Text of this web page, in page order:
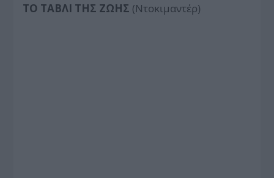
ΤΟ ΤΑΒΛΙ ΤΗΣ ΖΩΗΣ (Ντοκιμαντέρ)